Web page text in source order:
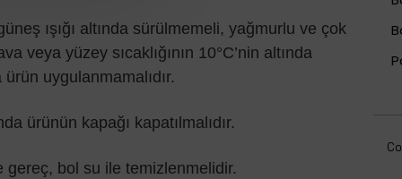
ışığı altında sürülmemeli, yağmurlu ve çok
veya yüzey sıcaklığının 10°C’nin altında
uygulanmamalıdır.
ürünün kapağı kapatılmalıdır.
gereç, bol su ile temizlenmelidir.